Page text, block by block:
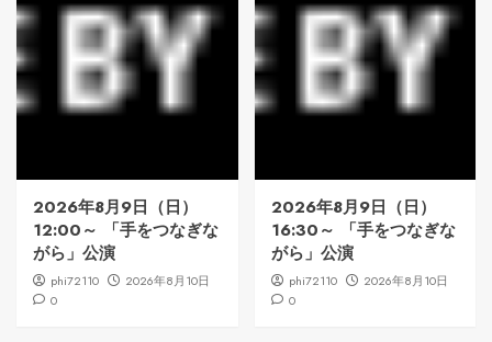
2026年8月9日（日）
12:00～ 「手をつなぎな
がら」公演
phi72110
2026年8月10日
0
2026年8月9日（日）
16:30～ 「手をつなぎな
がら」公演
phi72110
2026年8月10日
0